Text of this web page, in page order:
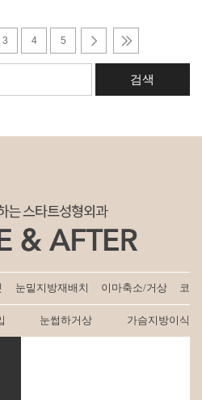
3 4 5
눈밑지방재배치 이마축소/거상 코
눈썹하거상 가슴지방이식